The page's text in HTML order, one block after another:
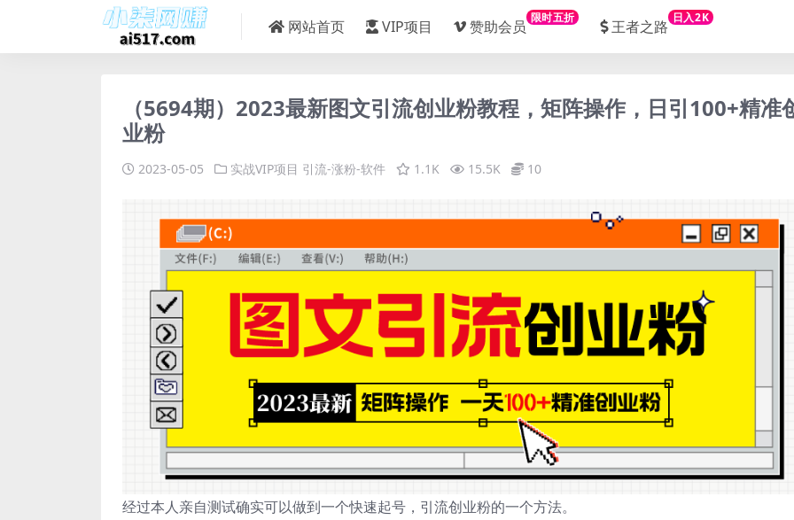
网站首页 VIP项目 赞助会员 限时五折 王者之路 日入2K
（5694期）2023最新图文引流创业粉教程，矩阵操作，日引100+精准
业粉
2023-05-05 实战VIP项目 引流-涨粉-软件 1.1K 15.5K 10
经过本人亲自测试确实可以做到一个快速起号，引流创业粉的一个方法。